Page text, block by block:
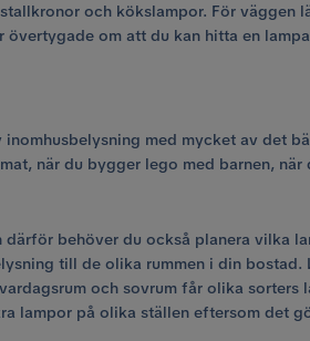
och kökslampor. För
om att du kan hitta en
med mycket av det
när du bygger lego med barnen,
behöver du också planera vilka
till de olika rummen i din
och sovrum får olika sorters
lampor på olika ställen eftersom det